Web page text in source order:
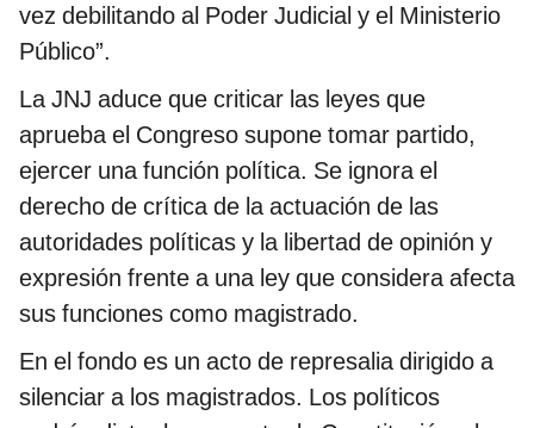
vez debilitando al Poder Judicial y el Ministerio
Público”.
La JNJ aduce que criticar las leyes que
aprueba el Congreso supone tomar partido,
ejercer una función política. Se ignora el
derecho de crítica de la actuación de las
autoridades políticas y la libertad de opinión y
expresión frente a una ley que considera afecta
sus funciones como magistrado.
En el fondo es un acto de represalia dirigido a
silenciar a los magistrados. Los políticos